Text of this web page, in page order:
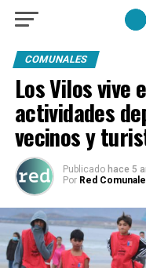
COMUNALES
Los Vilos vive
actividades
vecinos y
Publicado hace 5
Por Red